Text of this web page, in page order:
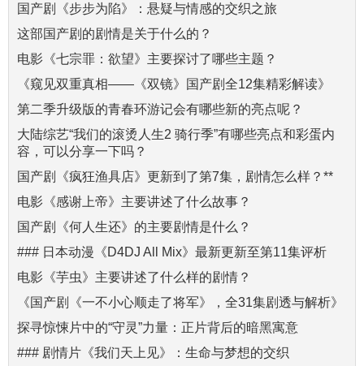
国产剧《步步为陷》：悬疑与情感的交织之旅
这部国产剧的剧情是关于什么的？
电影《七宗罪：欲望》主要探讨了哪些主题？
《窥见双重真相——《双镜》国产剧全12集精彩解读》
第二季升级版的青春环游记会有哪些新的亮点呢？
大陆综艺“我们的滚烫人生2 骑行季”有哪些亮点和彩蛋内
容，可以分享一下吗？
国产剧《疯狂渔具店》更新到了第7集，剧情怎么样？**
电影《感谢上帝》主要讲述了什么故事？
国产剧《何人生还》的主要剧情是什么？
### 日本动漫《D4DJ All Mix》最新更新至第11集评析
电影《芋虫》主要讲述了什么样的剧情？
《国产剧《一不小心顺走了将军》，全31集剧透与解析》
探寻惊悚片中的“守灵”力量：正片背后的暗黑寓意
### 剧情片《我们天上见》：生命与梦想的交织